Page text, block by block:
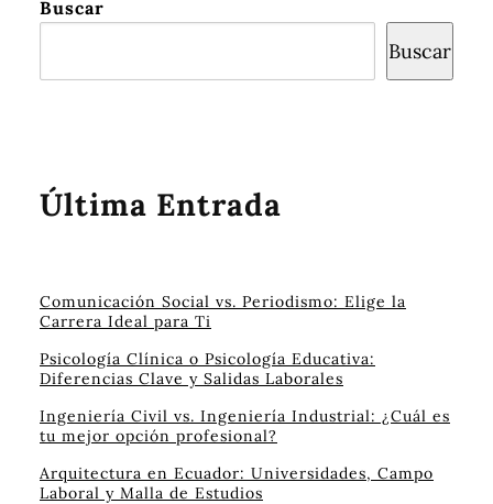
Buscar
Buscar
Última Entrada
Comunicación Social vs. Periodismo: Elige la
Carrera Ideal para Ti
Psicología Clínica o Psicología Educativa:
Diferencias Clave y Salidas Laborales
Ingeniería Civil vs. Ingeniería Industrial: ¿Cuál es
tu mejor opción profesional?
Arquitectura en Ecuador: Universidades, Campo
Laboral y Malla de Estudios